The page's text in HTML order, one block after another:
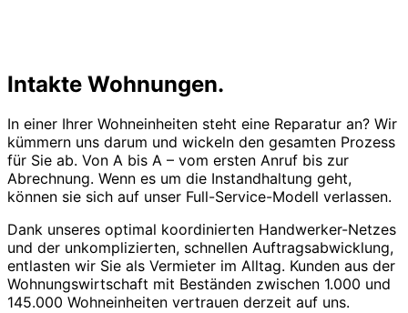
Intakte Wohnungen.
In einer Ihrer Wohneinheiten steht eine Reparatur an? Wir
kümmern uns darum und wickeln den gesamten Prozess
für Sie ab. Von A bis A – vom ersten Anruf bis zur
Abrechnung. Wenn es um die Instandhaltung geht,
können sie sich auf unser Full-Service-Modell verlassen.
Dank unseres optimal koordinierten Handwerker-Netzes
und der unkomplizierten, schnellen Auftragsabwicklung,
entlasten wir Sie als Vermieter im Alltag. Kunden aus der
Wohnungswirtschaft mit Beständen zwischen 1.000 und
145.000 Wohneinheiten vertrauen derzeit auf uns.